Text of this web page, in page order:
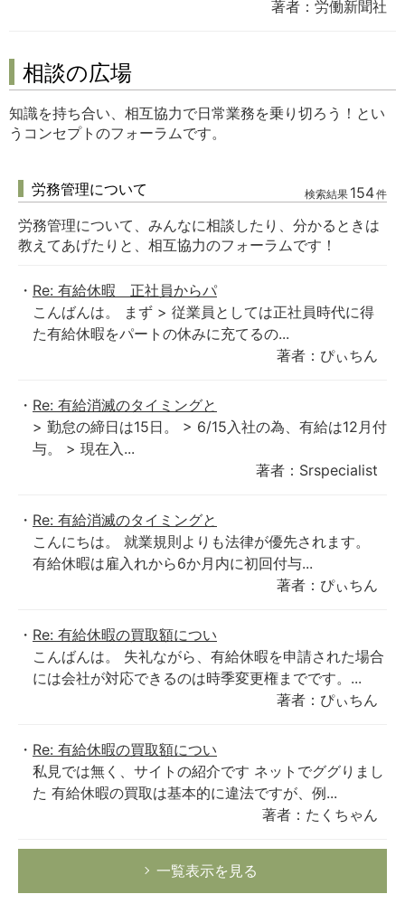
著者：労働新聞社
相談の広場
知識を持ち合い、相互協力で日常業務を乗り切ろう！とい
うコンセプトのフォーラムです。
労務管理について 検索結果 154件
労務管理について、みんなに相談したり、分かるときは
教えてあげたりと、相互協力のフォーラムです！
Re: 有給休暇 正社員からパ
こんばんは。 まず > 従業員としては正社員時代に得
た有給休暇をパートの休みに充てるの...
著者：ぴぃちん
Re: 有給消滅のタイミングと
> 勤怠の締日は15日。 > 6/15入社の為、有給は12月付
与。 > 現在入...
著者：Srspecialist
Re: 有給消滅のタイミングと
こんにちは。 就業規則よりも法律が優先されます。
有給休暇は雇入れから6か月内に初回付与...
著者：ぴぃちん
Re: 有給休暇の買取額につい
こんばんは。 失礼ながら、有給休暇を申請された場合
には会社が対応できるのは時季変更権までです。...
著者：ぴぃちん
Re: 有給休暇の買取額につい
私見では無く、サイトの紹介です ネットでググりまし
た 有給休暇の買取は基本的に違法ですが、例...
著者：たくちゃん
一覧表示を見る